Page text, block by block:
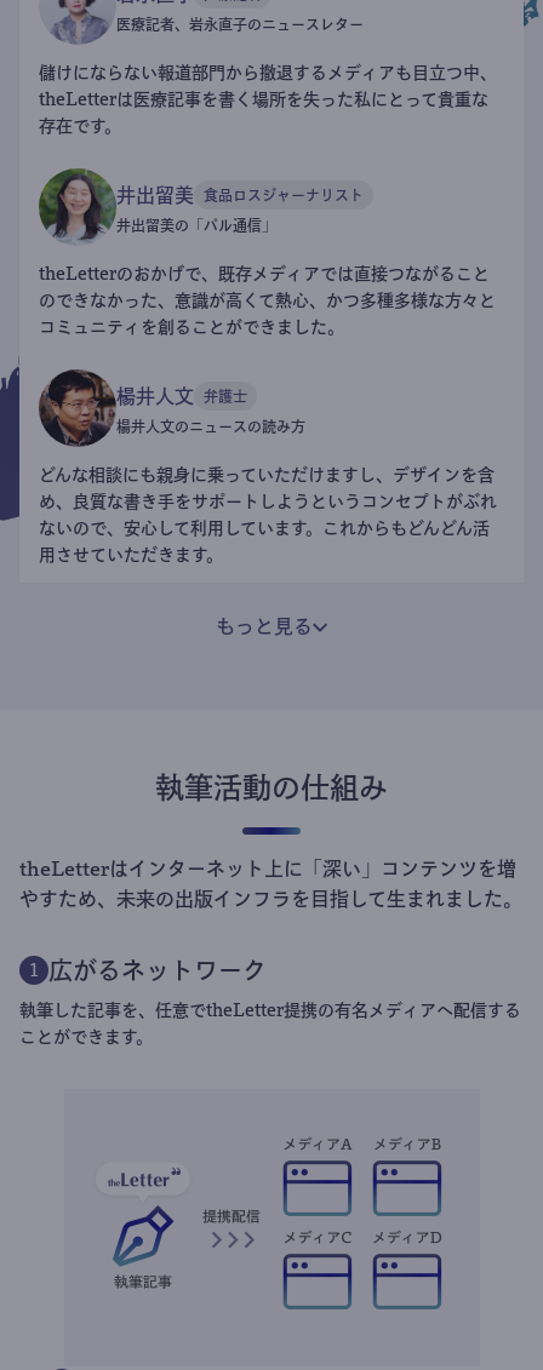
医療記者、岩永直子のニュースレター
儲けにならない報道部門から撤退するメディアも目立つ中、
theLetterは医療記事を書く場所を失った私にとって貴重な
存在です。
井出留美 食品ロスジャーナリスト
井出留美の「パル通信」
theLetterのおかげで、既存メディアでは直接つながること
のできなかった、意識が高くて熱心、かつ多種多様な方々と
コミュニティを創ることができました。
楊井人文 弁護士
楊井人文のニュースの読み方
どんな相談にも親身に乗っていただけますし、デザインを含
め、良質な書き手をサポートしようというコンセプトがぶれ
ないので、安心して利用しています。これからもどんどん活
用させていただきます。
もっと見る
執筆活動の仕組み
theLetterはインターネット上に「深い」コンテンツを増
やすため、未来の出版インフラを目指して生まれました。
1 広がるネットワーク
執筆した記事を、任意でtheLetter提携の有名メディアへ配信する
ことができます。